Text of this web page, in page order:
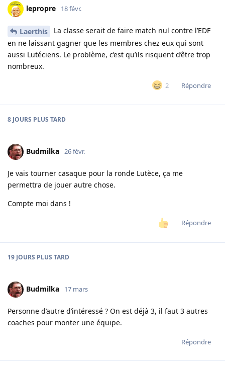
lepropre 18 févr.
Laerthis
La classe serait de faire match nul contre l’EDF
en ne laissant gagner que les membres chez eux qui sont
aussi Lutéciens. Le problème, c’est qu’ils risquent d’être trop
nombreux.
2 Répondre
8 JOURS PLUS TARD
Budmilka 26 févr.
Je vais tourner casaque pour la ronde Lutèce, ça me
permettra de jouer autre chose.
Compte moi dans !
Répondre
19 JOURS PLUS TARD
Budmilka 17 mars
Personne d’autre d’intéressé ? On est déjà 3, il faut 3 autres
coaches pour monter une équipe.
Répondre